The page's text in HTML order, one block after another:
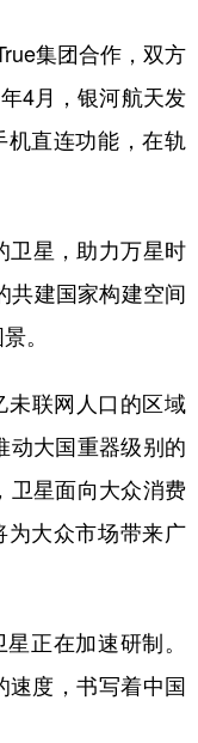
集团合作，双方
4月，银河航天发
直连功能，在轨
星，助力万星时
共建国家构建空间
。
联网人口的区域
动大国重器级别的
卫星面向大众消费
为大众市场带来广
正在加速研制。
速度，书写着中国